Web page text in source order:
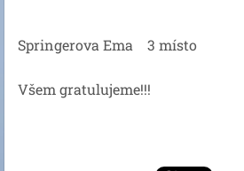
Springerova Ema 3 místo
Všem gratulujeme!!!